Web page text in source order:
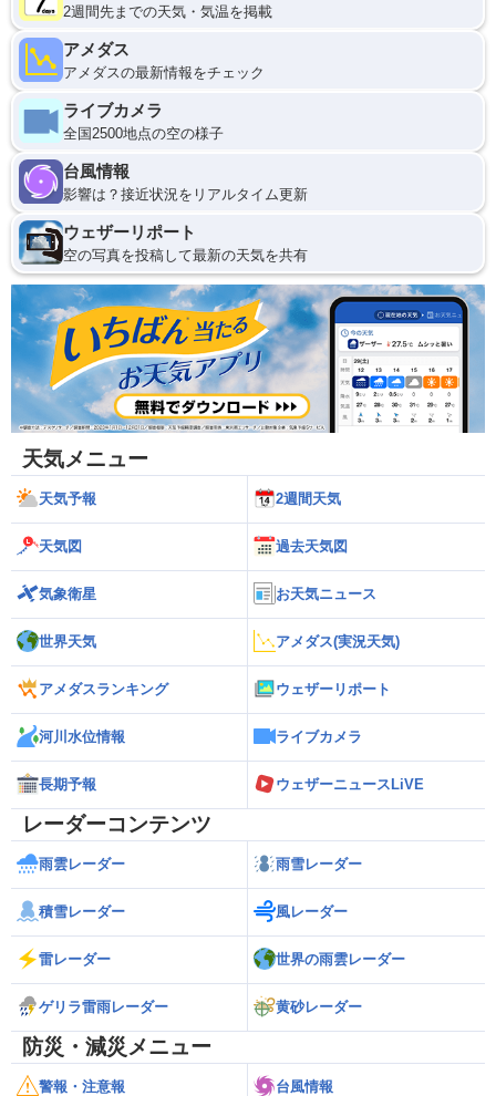
2週間先までの天気・気温を掲載
アメダス
アメダスの最新情報をチェック
ライブカメラ
全国2500地点の空の様子
台風情報
影響は？接近状況をリアルタイム更新
ウェザーリポート
空の写真を投稿して最新の天気を共有
天気メニュー
天気予報 2週間天気
天気図 過去天気図
気象衛星 お天気ニュース
世界天気 アメダス(実況天気)
アメダスランキング ウェザーリポート
河川水位情報 ライブカメラ
長期予報 ウェザーニュースLiVE
レーダーコンテンツ
雨雲レーダー 雨雪レーダー
積雪レーダー 風レーダー
雷レーダー 世界の雨雲レーダー
ゲリラ雷雨レーダー 黄砂レーダー
防災・減災メニュー
警報・注意報 台風情報